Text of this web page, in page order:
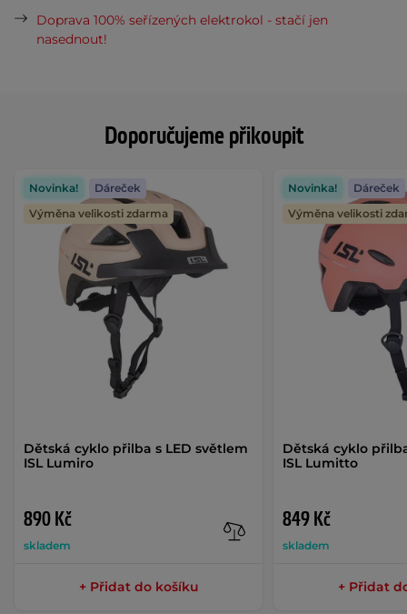
Doporučujeme přikoupit
Dětská cyklo přilba s LED světlem
ISL Lumiro
890 Kč
skladem
Novinka!
Dáreček
Výměna velikosti zdarma
+ Přidat do košíku
Dětská cyklo
ISL Lumitto
849 Kč
skladem
Novinka!
Dáreček
Výměna velikosti
+ Přidat
Doprava 100% seřízených elektrokol - stačí jen
nasednout!